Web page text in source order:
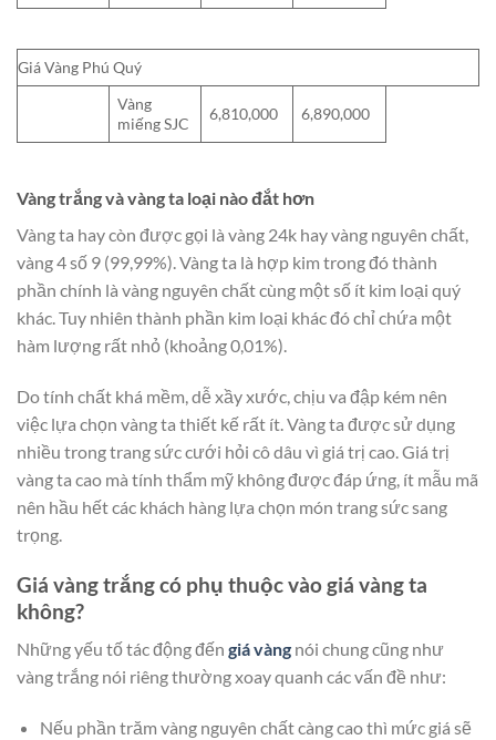
Giá Vàng Phú Quý
Vàng
miếng SJC
6,810,000 6,890,000
Vàng trắng và vàng ta loại nào đắt hơn
Vàng ta hay còn được gọi là vàng 24k hay vàng nguyên chất,
vàng 4 số 9 (99,99%). Vàng ta là hợp kim trong đó thành
phần chính là vàng nguyên chất cùng một số ít kim loại quý
khác. Tuy nhiên thành phần kim loại khác đó chỉ chứa một
hàm lượng rất nhỏ (khoảng 0,01%).
Do tính chất khá mềm, dễ xầy xước, chịu va đập kém nên
việc lựa chọn vàng ta thiết kế rất ít. Vàng ta được sử dụng
nhiều trong trang sức cưới hỏi cô dâu vì giá trị cao. Giá trị
vàng ta cao mà tính thẩm mỹ không được đáp ứng, ít mẫu mã
nên hầu hết các khách hàng lựa chọn món trang sức sang
trọng.
Giá vàng trắng có phụ thuộc vào giá vàng ta
không?
Những yếu tố tác động đến giá vàng nói chung cũng như
vàng trắng nói riêng thường xoay quanh các vấn đề như:
Nếu phần trăm vàng nguyên chất càng cao thì mức giá sẽ